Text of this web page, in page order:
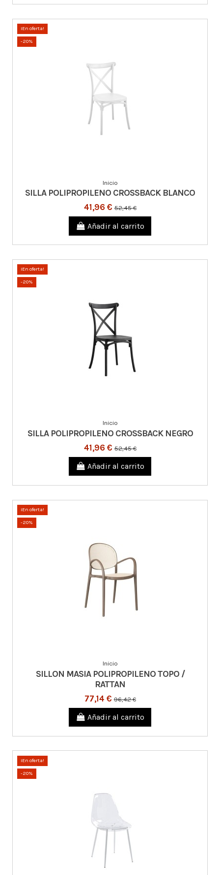
¡En oferta!
-20%
Inicio
SILLA POLIPROPILENO CROSSBACK BLANCO
41,96 €52,45 €
Añadir al carrito
¡En oferta!
-20%
Inicio
SILLA POLIPROPILENO CROSSBACK NEGRO
41,96 €52,45 €
Añadir al carrito
¡En oferta!
-20%
Inicio
SILLON MASIA POLIPROPILENO TOPO /
RATTAN
77,14 €96,42 €
Añadir al carrito
¡En oferta!
-20%